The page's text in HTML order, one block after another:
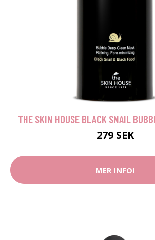
THE SKIN HOUSE BLACK SNAIL
279 SEK
MER INFO!